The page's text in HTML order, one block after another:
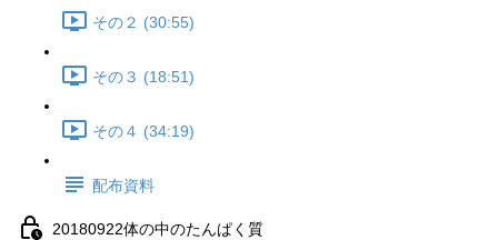
その２ (30:55)
その３ (18:51)
その４ (34:19)
配布資料
20180922体の中のたんぱく質